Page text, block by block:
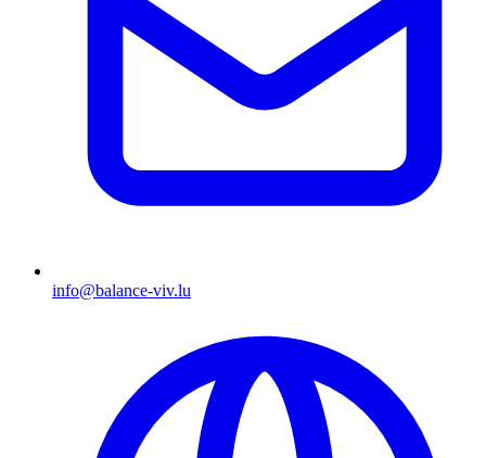
info@balance-viv.lu